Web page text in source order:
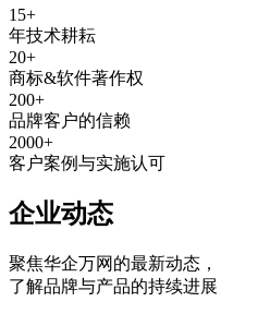
15+
年技术耕耘
20+
商标&软件著作权
200+
品牌客户的信赖
2000+
客户案例与实施认可
企业动态
聚焦华企万网的最新动态 ，
了解品牌与产品的持续进展